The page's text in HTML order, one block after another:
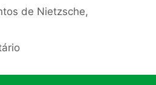
de Nietzsche,